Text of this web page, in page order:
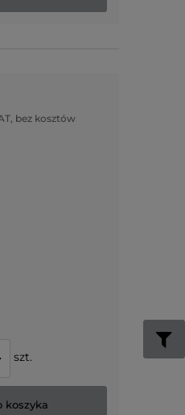
bez kosztów
szt.
koszyka